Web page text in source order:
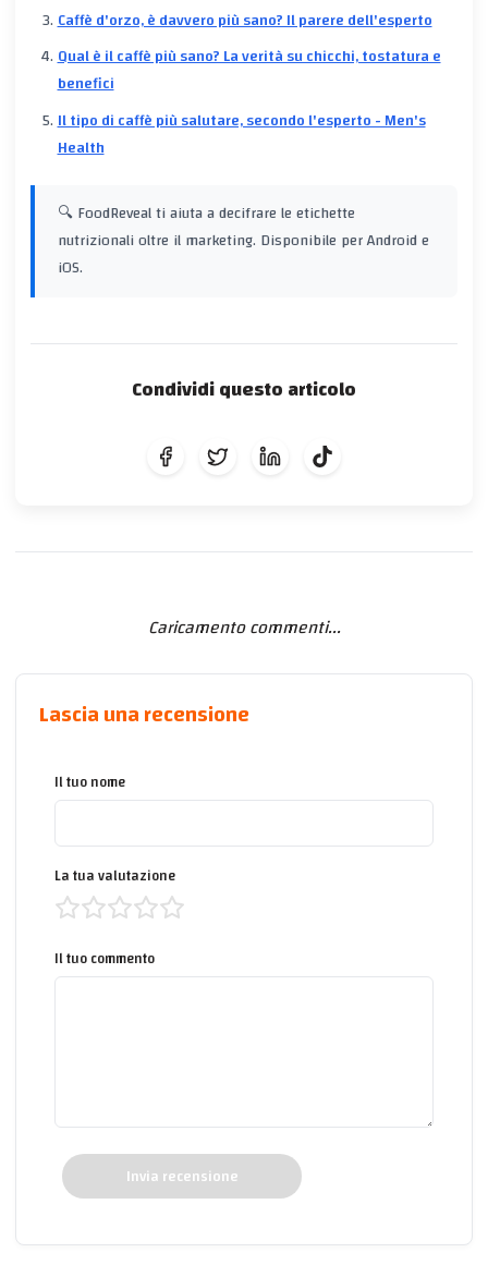
Caffè d'orzo, è davvero più sano? Il parere dell'esperto
Qual è il caffè più sano? La verità su chicchi, tostatura e
benefici
Il tipo di caffè più salutare, secondo l'esperto - Men's
Health
🔍 FoodReveal ti aiuta a decifrare le etichette
nutrizionali oltre il marketing. Disponibile per Android e
iOS.
Condividi questo articolo
Caricamento commenti...
Lascia una recensione
Il tuo nome
La tua valutazione
Il tuo commento
Invia recensione